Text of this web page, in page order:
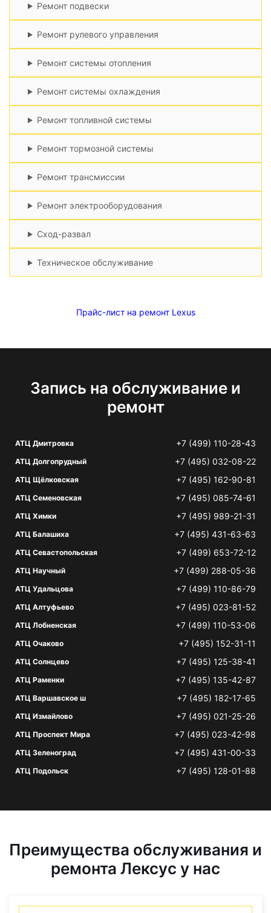
Ремонт подвески
Ремонт рулевого управления
Ремонт системы отопления
Ремонт системы охлаждения
Ремонт топливной системы
Ремонт тормозной системы
Ремонт трансмиссии
Ремонт электрооборудования
Сход-развал
Техническое обслуживание
Прайс-лист на ремонт Lexus
Запись на обслуживание и
ремонт
АТЦ Дмитровка +7 (499) 110-28-43
АТЦ Долгопрудный +7 (495) 032-08-22
АТЦ Щёлковская +7 (495) 162-90-81
АТЦ Семеновская +7 (495) 085-74-61
АТЦ Химки +7 (495) 989-21-31
АТЦ Балашиха +7 (495) 431-63-63
АТЦ Севастопольская +7 (499) 653-72-12
АТЦ Научный +7 (499) 288-05-36
АТЦ Удальцова +7 (499) 110-86-79
АТЦ Алтуфьево +7 (495) 023-81-52
АТЦ Лобненская +7 (499) 110-53-06
АТЦ Очаково +7 (495) 152-31-11
АТЦ Солнцево +7 (495) 125-38-41
АТЦ Раменки +7 (495) 135-42-87
АТЦ Варшавское ш +7 (495) 182-17-65
АТЦ Измайлово +7 (495) 021-25-26
АТЦ Проспект Мира +7 (495) 023-42-98
АТЦ Зеленоград +7 (495) 431-00-33
АТЦ Подольск +7 (495) 128-01-88
Преимущества обслуживания и
ремонта Лексус у нас